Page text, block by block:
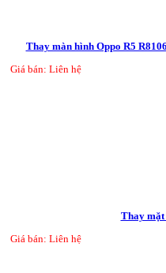
Thay màn hình Oppo R5
Giá bán: Liên hệ
Thay mặt
Giá bán: Liên hệ